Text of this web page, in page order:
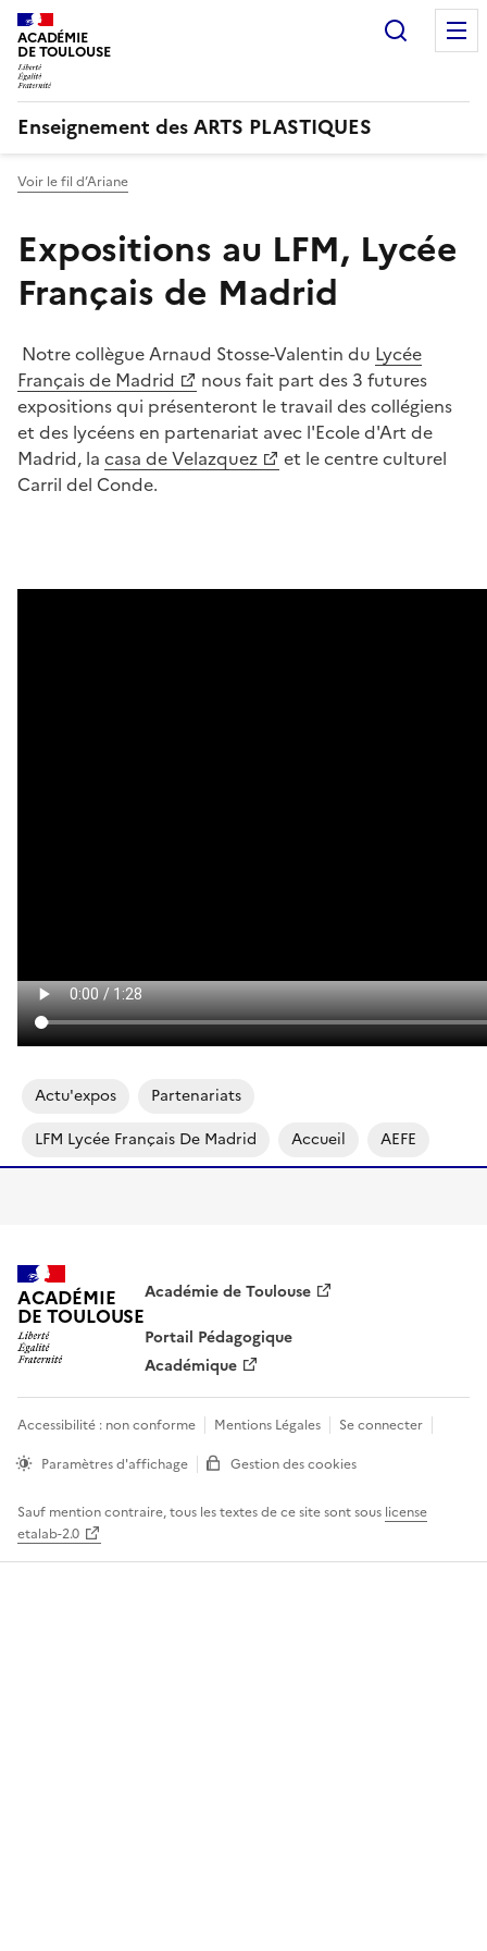
ACADÉMIE
DE TOULOUSE
Enseignement des ARTS PLASTIQUES
Voir le fil d’Ariane
Expositions au LFM, Lycée
Français de Madrid
Notre collègue Arnaud Stosse-Valentin du Lycée
Français de Madrid
nous fait part des 3 futures
expositions qui présenteront le travail des collégiens
et des lycéens en partenariat avec l'Ecole d'Art de
Madrid, la casa de Velazquez
et le centre culturel
Carril del Conde.
Actu'expos
Partenariats
LFM Lycée Français De Madrid
Accueil AEFE
ACADÉMIE
DE TOULOUSE
Académie de Toulouse
Portail Pédagogique
Académique
Accessibilité : non conforme Mentions Légales
Se connecter
Paramètres d'affichage
Gestion des cookies
Sauf mention contraire, tous les textes de ce site sont sous license
etalab-2.0